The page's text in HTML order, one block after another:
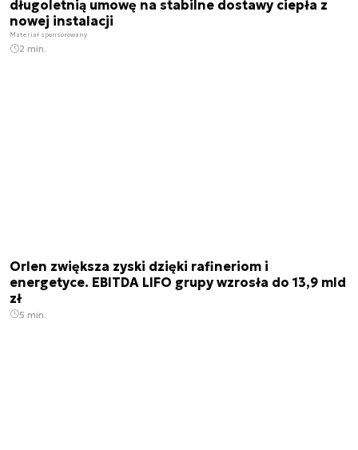
długoletnią umowę na stabilne dostawy ciepła z
nowej instalacji
Materiał sponsorowany
2 min.
Orlen zwiększa zyski dzięki rafineriom i
energetyce. EBITDA LIFO grupy wzrosła do 13,9 mld
zł
5 min.